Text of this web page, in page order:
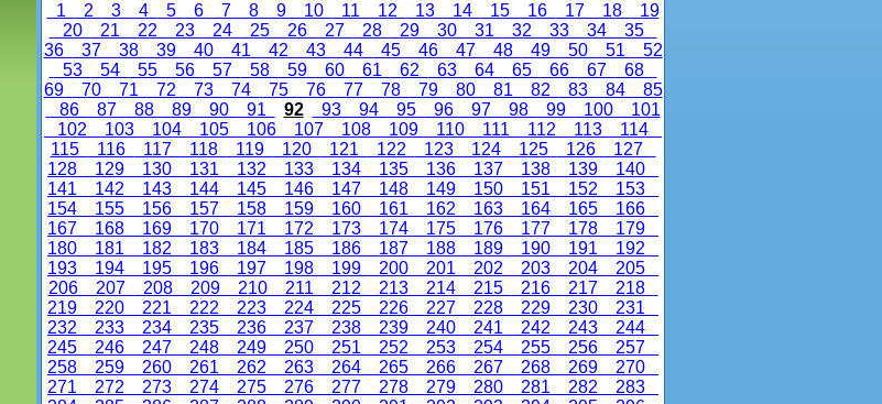
1 2 3 4 5 6 7 8 9 10 11 12 13 14 15 16 17 18
19
20
21 22 23 24 25 26 27 28 29 30 31 32 33 34
35
36
37 38 39 40 41 42 43 44 45 46 47 48 49 50 51
52
53
54 55 56 57 58 59 60 61 62 63 64 65 66 67
68
69
70 71 72 73 74 75 76 77 78 79 80 81 82 83 84
85
86
87 88 89 90 91 92 93 94 95 96 97 98 99 100
101
102
103 104 105 106 107 108 109 110 111 112 113
114
115
116 117 118 119 120 121 122 123 124 125 126
127
128
129 130 131 132 133 134 135 136 137 138 139
140
141
142 143 144 145 146 147 148 149 150 151 152
153
154
155 156 157 158 159 160 161 162 163 164 165
166
167
168 169 170 171 172 173 174 175 176 177 178
179
180
181 182 183 184 185 186 187 188 189 190 191
192
193
194 195 196 197 198 199 200 201 202 203 204
205
206
207 208 209 210 211 212 213 214 215 216 217
218
219
220 221 222 223 224 225 226 227 228 229 230
231
232
233 234 235 236 237 238 239 240 241 242 243
244
245
246 247 248 249 250 251 252 253 254 255 256
257
258
259 260 261 262 263 264 265 266 267 268 269
270
271
272 273 274 275 276 277 278 279 280 281 282
283